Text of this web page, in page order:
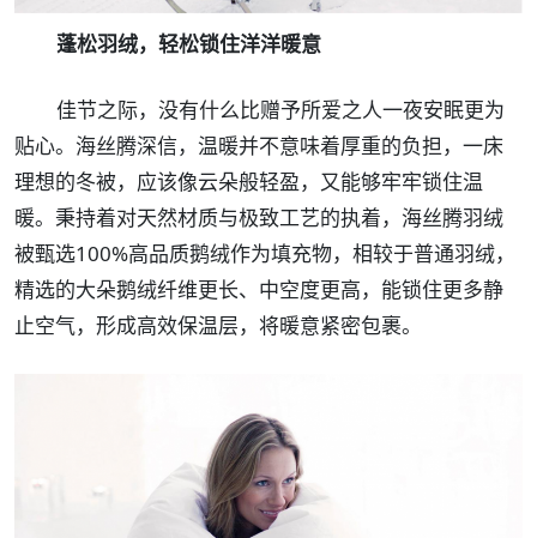
蓬松羽绒，轻松锁住洋洋暖意
佳节之际，没有什么比赠予所爱之人一夜安眠更为
贴心。海丝腾深信，温暖并不意味着厚重的负担，一床
理想的冬被，应该像云朵般轻盈，又能够牢牢锁住温
暖。秉持着对天然材质与极致工艺的执着，海丝腾羽绒
被甄选100%高品质鹅绒作为填充物，相较于普通羽绒，
精选的大朵鹅绒纤维更长、中空度更高，能锁住更多静
止空气，形成高效保温层，将暖意紧密包裹。